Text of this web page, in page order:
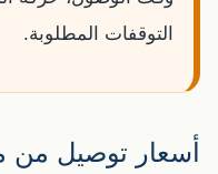
التوقفات المطلوبة.
أسعار توصيل من